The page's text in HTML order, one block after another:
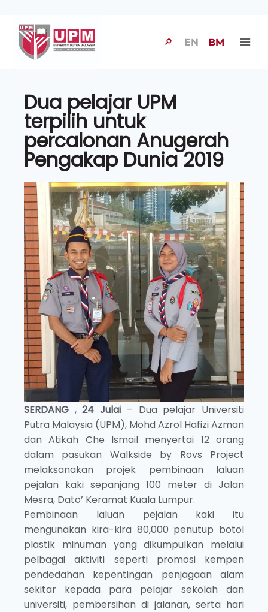
🔎 EN BM
Dua pelajar UPM
terpilih untuk
percalonan Anugerah
Pengakap Dunia 2019
SERDANG ,24 Julai – Dua pelajar Universiti
Putra Malaysia (UPM), Mohd Azrol Hafizi Azman
dan Atikah Che Ismail menyertai 12 orang
dalam pasukan Walkside by Rovs Project
melaksanakan projek pembinaan laluan
pejalan kaki sepanjang 100 meter di Jalan
Mesra, Dato’ Keramat Kuala Lumpur.
Pembinaan laluan pejalan kaki itu
mengunakan kira-kira 80,000 penutup botol
plastik minuman yang dikumpulkan melalui
pelbagai aktiviti seperti promosi kempen
pendedahan kepentingan penjagaan alam
sekitar kepada para pelajar sekolah dan
universiti, pembersihan di jalanan, serta hari